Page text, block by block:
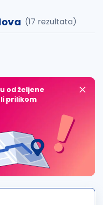
(17 rezultata)
od željene
prilikom